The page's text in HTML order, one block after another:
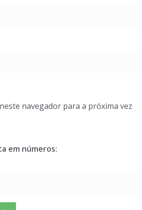
navegador para a próxima vez
em números: